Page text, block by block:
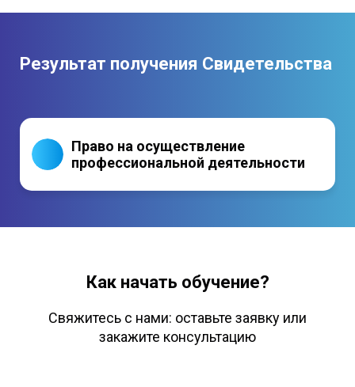
Результат получения Свидетельства
Право на осуществление
профессиональной деятельности
Как начать обучение?
Свяжитесь с нами: оставьте заявку или
закажите консультацию